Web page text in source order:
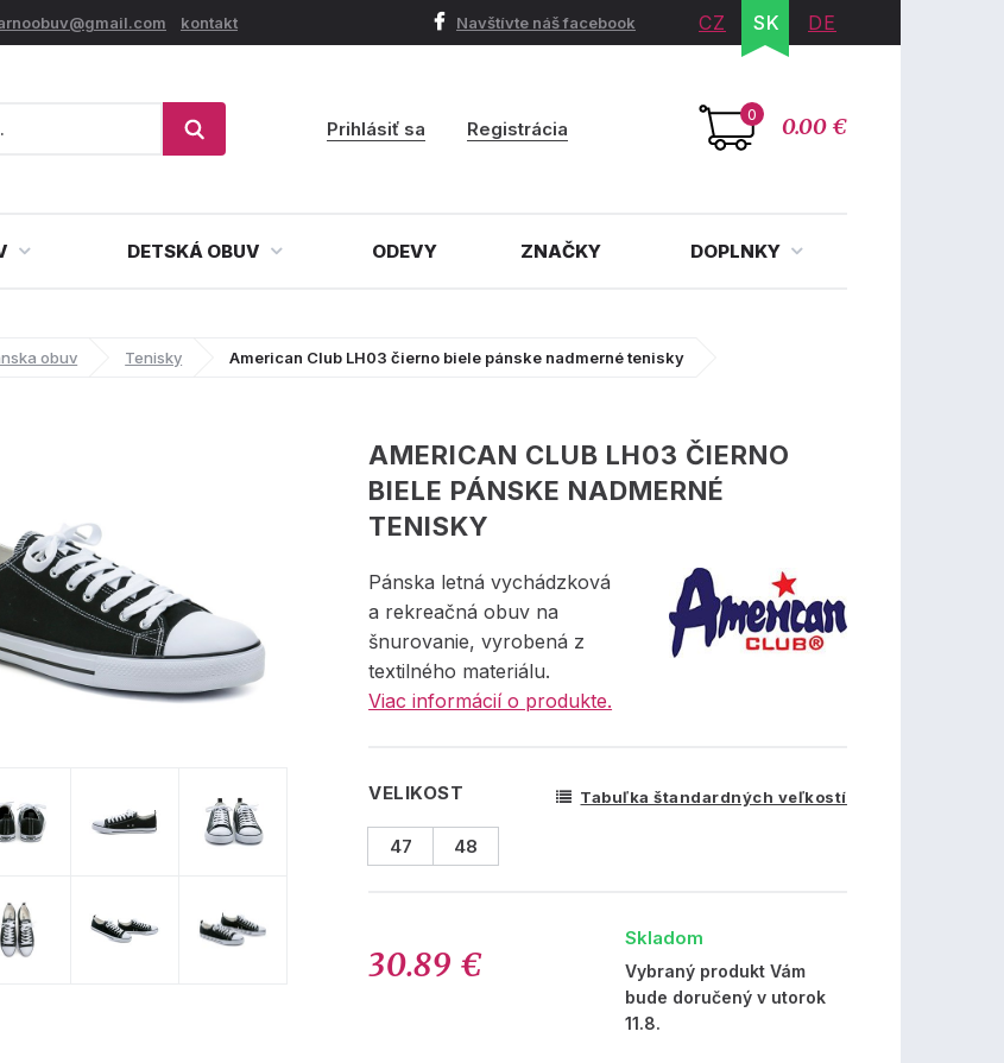
kontakt Navštívte náš facebook CZ SK DE
0 0.00 €
Prihlásiť sa Registrácia
DETSKÁ OBUV ODEVY ZNAČKY DOPLNKY
obuv Tenisky American Club LH03 čierno biele pánske nadmerné tenisky
AMERICAN CLUB LH03 ČIERNO
BIELE PÁNSKE NADMERNÉ
TENISKY
Pánska letná vychádzková
a rekreačná obuv na
šnurovanie, vyrobená z
textilného materiálu.
Viac informácií o produkte.
VELIKOST Tabuľka štandardných veľkostí
47 48
30.89 €
Skladom
Vybraný produkt Vám
bude doručený v utorok
11.8.